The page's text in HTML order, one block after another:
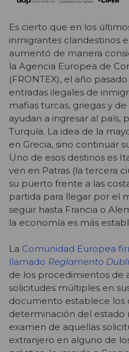
Es cierto que en los
inmigrantes clandestinos
aumentó de manera
la Agencia Europea de
(FRONTEX), el año
entradas ilegales de
mafias turcas, griegas y
ayudan a ingresar al país,
Turquía. La idea de la
en Grecia, sino continuar
Uno de esos destinos es
ven en Patras (la tercera
su puerto frente a las
partida para llegar por el
seguir hasta Francia o
la economía es más
La Comunidad Europea
llamado Reglamento
de los procedimientos de
solicitudes múltiples en
documento establece los
determinación del
examen de aquellas
extranjero en alguno de